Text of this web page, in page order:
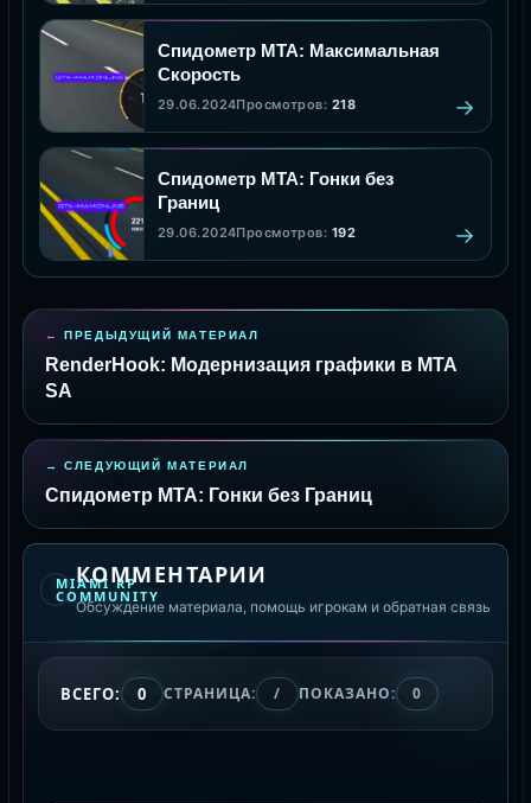
Спидометр МТА: Максимальная
Скорость
29.06.2024Просмотров: 218
Спидометр МТА: Гонки без
Границ
29.06.2024Просмотров: 192
ПРЕДЫДУЩИЙ МАТЕРИАЛ
RenderHook: Модернизация графики в MTA
SA
СЛЕДУЮЩИЙ МАТЕРИАЛ
Спидометр МТА: Гонки без Границ
MIAMI RP
COMMUNITY
КОММЕНТАРИИ
Обсуждение материала, помощь игрокам и обратная связь
ВСЕГО: 0 СТРАНИЦА: / ПОКАЗАНО: 0